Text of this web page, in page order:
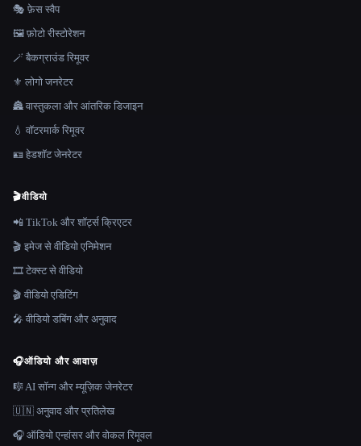
🎭 फ़ेस स्वैप
🖼️ फ़ोटो रीस्टोरेशन
🪄 बैकग्राउंड रिमूवर
⚜️ लोगो जनरेटर
🏯 वास्तुकला और आंतरिक डिजाइन
💧 वॉटरमार्क रिमूवर
🪪 हेडशॉट जेनरेटर
🎬वीडियो
📲 TikTok और शॉर्ट्स क्रिएटर
🎬 इमेज से वीडियो एनिमेशन
🎞️ टेक्स्ट से वीडियो
🎬 वीडियो एडिटिंग
🎤 वीडियो डबिंग और अनुवाद
🎧ऑडियो और आवाज़
🎼 AI सॉन्ग और म्यूज़िक जेनरेटर
🇺🇳 अनुवाद और प्रतिलेख
🎧 ऑडियो एन्हांसर और वोकल रिमूवल